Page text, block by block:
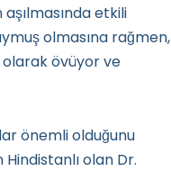
etkili
olmasına rağmen,
olarak övüyor ve
önemli olduğunu
olan Dr.